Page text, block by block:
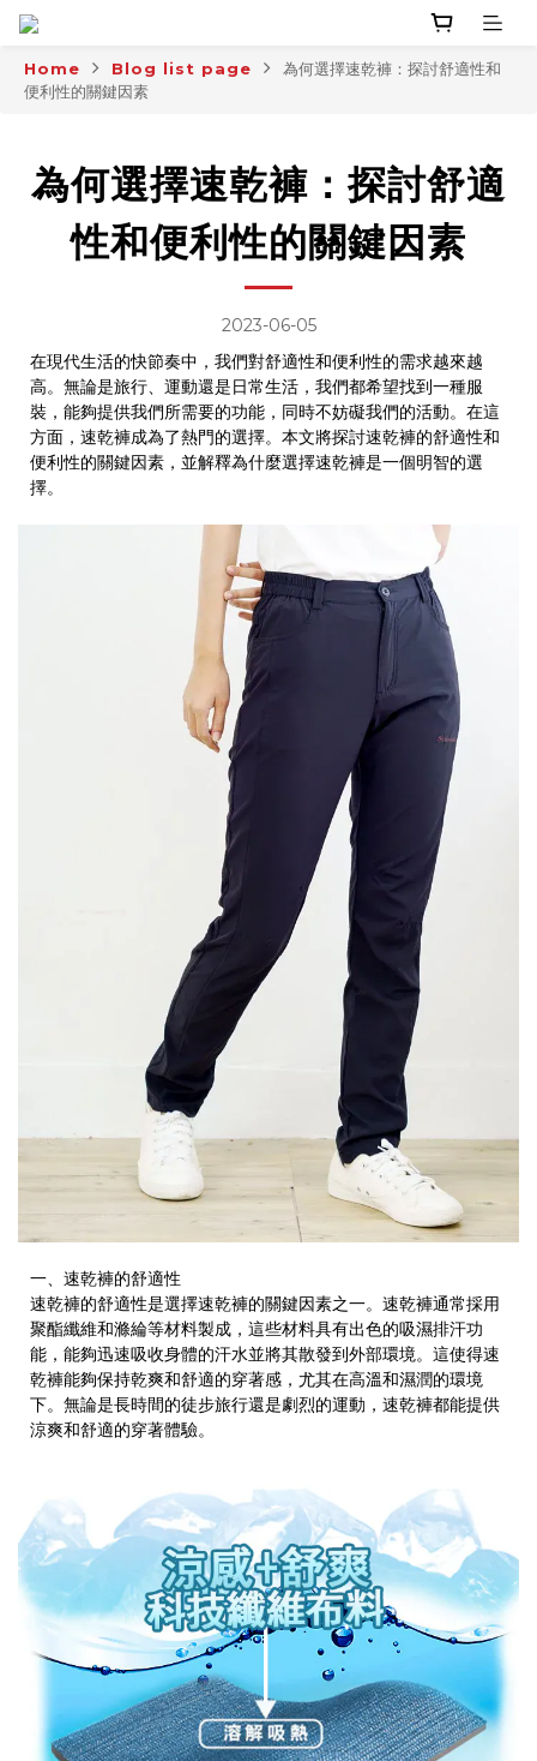
Home Blog list page
為何選擇速乾褲：探討舒適性和
便利性的關鍵因素
為何選擇速乾褲：探討舒適
性和便利性的關鍵因素
2023-06-05
在現代生活的快節奏中，我們對舒適性和便利性的需求越來越
高。無論是旅行、運動還是日常生活，我們都希望找到一種服
裝，能夠提供我們所需要的功能，同時不妨礙我們的活動。在這
方面，速乾褲成為了熱門的選擇。本文將探討速乾褲的舒適性和
便利性的關鍵因素，並解釋為什麼選擇速乾褲是一個明智的選
擇。
一、速乾褲的舒適性
速乾褲的舒適性是選擇速乾褲的關鍵因素之一。速乾褲通常採用
聚酯纖維和滌綸等材料製成，這些材料具有出色的吸濕排汗功
能，能夠迅速吸收身體的汗水並將其散發到外部環境。這使得速
乾褲能夠保持乾爽和舒適的穿著感，尤其在高溫和濕潤的環境
下。無論是長時間的徒步旅行還是劇烈的運動，速乾褲都能提供
涼爽和舒適的穿著體驗。